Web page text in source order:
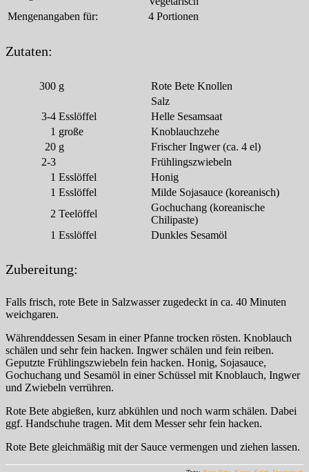
Mengenangaben für:
4 Portionen
Zutaten:
300 g
Rote Bete Knollen
Salz
3-4 Esslöffel
Helle Sesamsaat
1 große
Knoblauchzehe
20 g
Frischer Ingwer (ca. 4 el)
2-3
Frühlingszwiebeln
1 Esslöffel
Honig
1 Esslöffel
Milde Sojasauce (koreanisch)
2 Teelöffel
Gochuchang (koreanische
Chilipaste)
1 Esslöffel Dunkles Sesamöl
Zubereitung:
Falls frisch, rote Bete in Salzwasser zugedeckt in ca. 40 Minuten
weichgaren.
Währenddessen Sesam in einer Pfanne trocken rösten. Knoblauch
schälen und sehr fein hacken. Ingwer schälen und fein reiben.
Geputzte Frühlingszwiebeln fein hacken. Honig, Sojasauce,
Gochuchang und Sesamöl in einer Schüssel mit Knoblauch, Ingwer
und Zwiebeln verrühren.
Rote Bete abgießen, kurz abkühlen und noch warm schälen. Dabei
ggf. Handschuhe tragen. Mit dem Messer sehr fein hacken.
Rote Bete gleichmäßig mit der Sauce vermengen und ziehen lassen.